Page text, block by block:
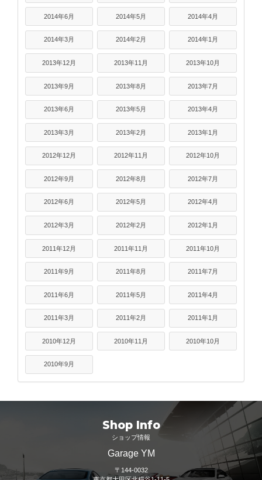
2014年6月 2014年5月 2014年4月
2014年3月 2014年2月 2014年1月
2013年12月 2013年11月 2013年10月
2013年9月 2013年8月 2013年7月
2013年6月 2013年5月 2013年4月
2013年3月 2013年2月 2013年1月
2012年12月 2012年11月 2012年10月
2012年9月 2012年8月 2012年7月
2012年6月 2012年5月 2012年4月
2012年3月 2012年2月 2012年1月
2011年12月 2011年11月 2011年10月
2011年9月 2011年8月 2011年7月
2011年6月 2011年5月 2011年4月
2011年3月 2011年2月 2011年1月
2010年12月 2010年11月 2010年10月
2010年9月
Shop Info
ショップ情報
Garage YM
〒144-0032